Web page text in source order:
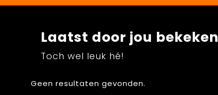
Laatst door jou bekeken
Toch wel leuk hé!
Geen resultaten gevonden.